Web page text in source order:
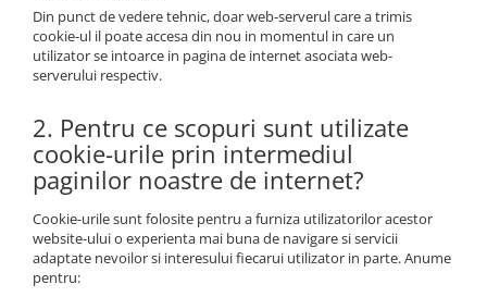
Din punct de vedere tehnic, doar web-serverul care a trimis
cookie-ul il poate accesa din nou in momentul in care un
utilizator se intoarce in pagina de internet asociata web-
serverului respectiv.
2. Pentru ce scopuri sunt utilizate
cookie-urile prin intermediul
paginilor noastre de internet?
Cookie-urile sunt folosite pentru a furniza utilizatorilor acestor
website-ului o experienta mai buna de navigare si servicii
adaptate nevoilor si interesului fiecarui utilizator in parte. Anume
pentru: